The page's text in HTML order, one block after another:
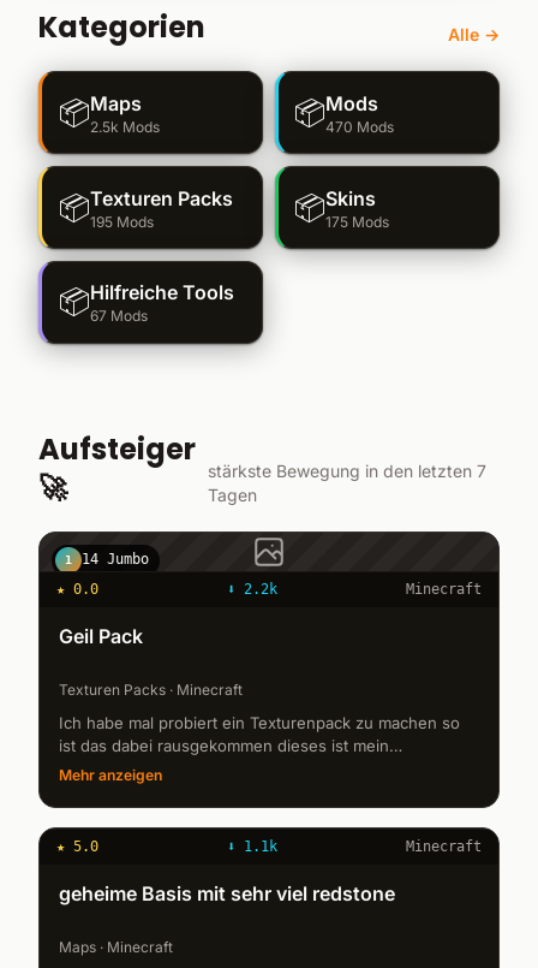
Kategorien Alle →
📦Maps
2.5k Mods 📦Mods
470 Mods
📦Texturen Packs
195 Mods 📦Skins
175 Mods
📦Hilfreiche Tools
67 Mods
Aufsteiger
🚀
stärkste Bewegung in den letzten 7
Tagen
1
14 Jumbo
★ 0.0 ⬇ 2.2k Minecraft
Geil Pack
Texturen Packs · Minecraft
Ich habe mal probiert ein Texturenpack zu machen so
ist das dabei rausgekommen dieses ist mein
erstesdarum vergebt mier ein par schönheitsfehler ich
Mehr anzeigen
Vaddi_88
★ 5.0 ⬇ 1.1k Minecraft
geheime Basis mit sehr viel redstone
Maps · Minecraft